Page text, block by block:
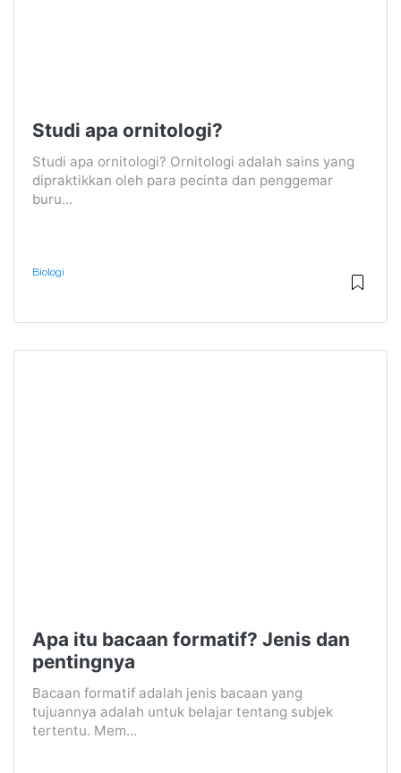
Studi apa ornitologi?
Studi apa ornitologi? Ornitologi adalah sains yang
dipraktikkan oleh para pecinta dan penggemar
buru...
Biologi
Apa itu bacaan formatif? Jenis dan
pentingnya
Bacaan formatif adalah jenis bacaan yang
tujuannya adalah untuk belajar tentang subjek
tertentu. Mem...